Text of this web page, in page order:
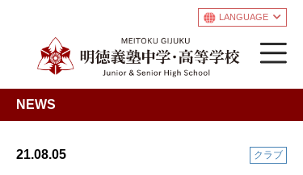
LANGUAGE
NEWS
クラブ
21.08.05